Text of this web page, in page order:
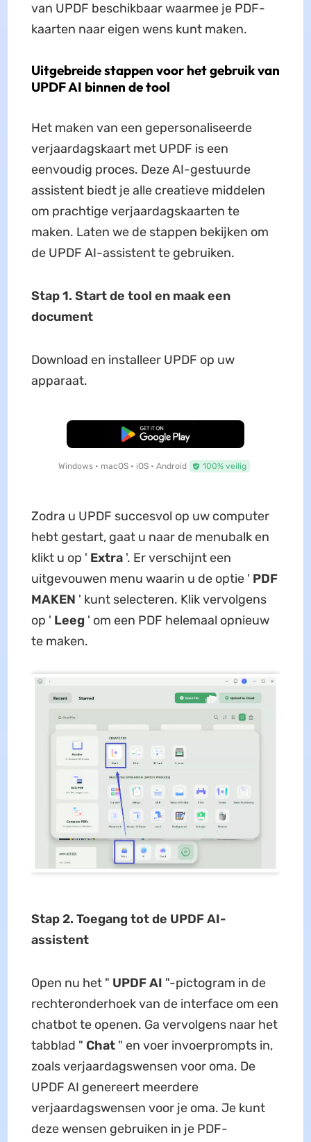
van UPDF beschikbaar waarmee je PDF-
kaarten naar eigen wens kunt maken.
Uitgebreide stappen voor het gebruik van
UPDF AI binnen de tool
Het maken van een gepersonaliseerde
verjaardagskaart met UPDF is een
eenvoudig proces. Deze AI-gestuurde
assistent biedt je alle creatieve middelen
om prachtige verjaardagskaarten te
maken. Laten we de stappen bekijken om
de UPDF AI-assistent te gebruiken.
Stap 1. Start de tool en maak een
document
Download en installeer UPDF op uw
apparaat.
Gratis Download
Windows • macOS • iOS • Android 100% veilig
Zodra u UPDF succesvol op uw computer
hebt gestart, gaat u naar de menubalk en
klikt u op ' Extra'. Er verschijnt een
uitgevouwen menu waarin u de optie ' PDF
MAKEN ' kunt selecteren. Klik vervolgens
op ' Leeg ' om een PDF helemaal opnieuw
te maken.
Stap 2. Toegang tot de UPDF AI-
assistent
Open nu het " UPDF AI "-pictogram in de
rechteronderhoek van de interface om een
chatbot te openen. Ga vervolgens naar het
tabblad " Chat" en voer invoerprompts in,
zoals verjaardagswensen voor oma. De
UPDF AI genereert meerdere
verjaardagswensen voor je oma. Je kunt
deze wensen gebruiken in je PDF-